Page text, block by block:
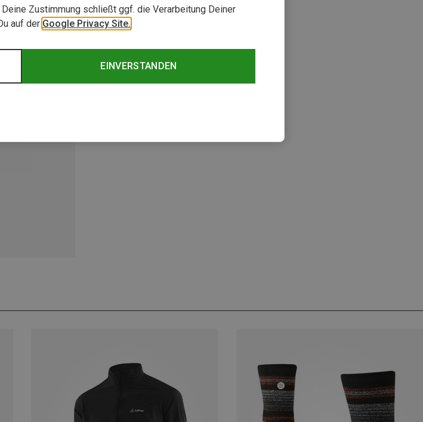
Zustimmung schließt ggf. die Verarbeitung Deiner
auf der Google Privacy Site.
EINVERSTANDEN